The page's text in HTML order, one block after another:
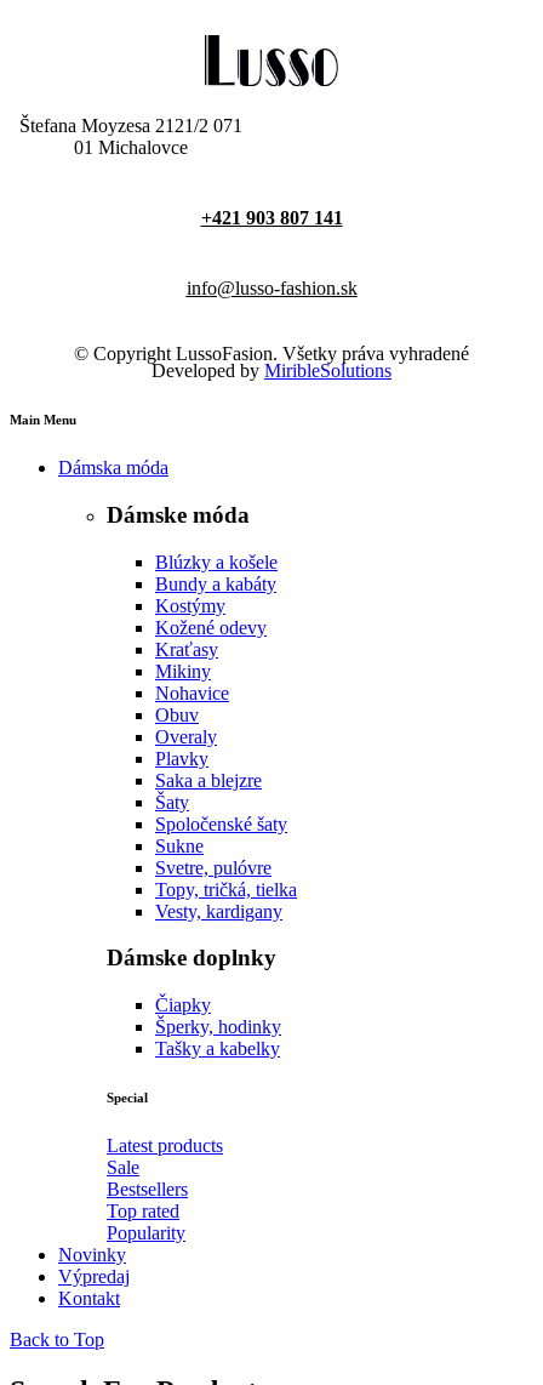
Štefana Moyzesa 2121/2 071
01 Michalovce
+421 903 807 141
info@lusso-fashion.sk
© Copyright LussoFasion. Všetky práva vyhradené
Developed by MiribleSolutions
Main Menu
Dámska móda
Dámske móda
Blúzky a košele
Bundy a kabáty
Kostýmy
Kožené odevy
Kraťasy
Mikiny
Nohavice
Obuv
Overaly
Plavky
Saka a blejzre
Šaty
Spoločenské šaty
Sukne
Svetre, pulóvre
Topy, tričká, tielka
Vesty, kardigany
Dámske doplnky
Čiapky
Šperky, hodinky
Tašky a kabelky
Special
Latest products
Sale
Bestsellers
Top rated
Popularity
Novinky
Výpredaj
Kontakt
Back to Top